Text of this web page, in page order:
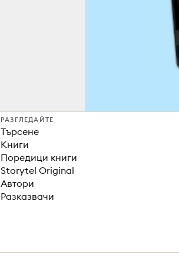
РАЗГЛЕДАЙТЕ
Търсене
Книги
Поредици книги
Storytel Original
Автори
Разказвачи